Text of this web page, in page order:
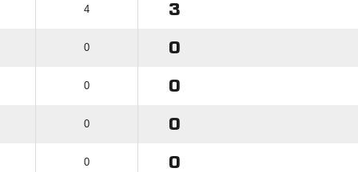
4 3
0 0
0 0
0 0
0 0